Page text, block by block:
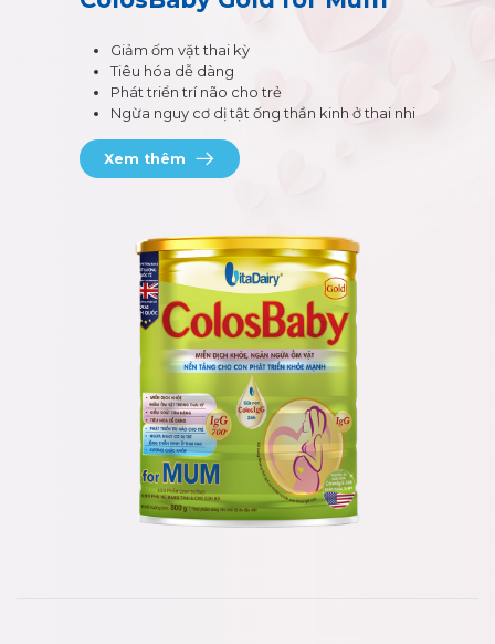
Giảm ốm vặt thai kỳ
Tiêu hóa dễ dàng
Phát triển trí não cho trẻ
Ngừa nguy cơ dị tật ống thần kinh ở thai nhi
Xem thêm